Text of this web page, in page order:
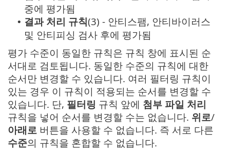
중에 평가됨
• 결과 처리 규칙(3) - 안티스팸, 안티바이러스
및 안티피싱 검사 후에 평가됨
평가 수준이 동일한 규칙은 규칙 창에 표시된 순
서대로 검토됩니다. 동일한 수준의 규칙에 대한
순서만 변경할 수 있습니다. 여러 필터링 규칙이
있는 경우 이 규칙이 적용되는 순서를 변경할 수
있습니다. 단, 필터링 규칙 앞에 첨부 파일 처리
규칙을 넣어 순서를 변경할 수는 없습니다. 위로/
아래로 버튼을 사용할 수 없습니다. 즉 서로 다른
수준의 규칙을 혼합할 수 없습니다.